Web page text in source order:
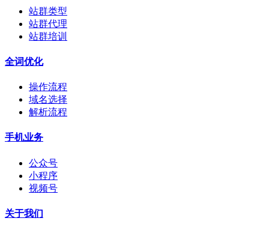
站群类型
站群代理
站群培训
全词优化
操作流程
域名选择
解析流程
手机业务
公众号
小程序
视频号
关于我们